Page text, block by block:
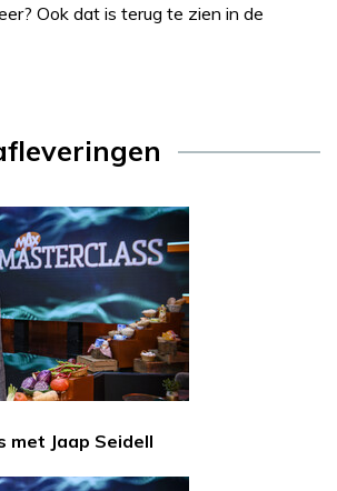
Ook dat is terug te zien in de
met Jaap Seidell